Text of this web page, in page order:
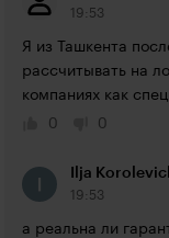
19:53
Я из Ташкента
рассчитывать на
компаниях как
0
0
Ilja
19:53
а реальна ли